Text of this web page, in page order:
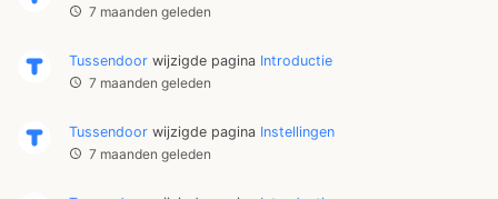
7 maanden geleden
Tussendoor wijzigde pagina Introductie
7 maanden geleden
Tussendoor wijzigde pagina Instellingen
7 maanden geleden